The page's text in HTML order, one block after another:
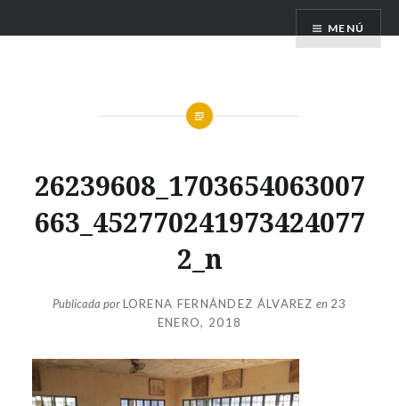
contenido
FILIPINAS. TIERRA DE TIFONES
MENÚ
26239608_1703654063007
663_452770241973424077
2_n
Publicada porLORENA FERNÁNDEZ ÁLVAREZ en 23
ENERO, 2018